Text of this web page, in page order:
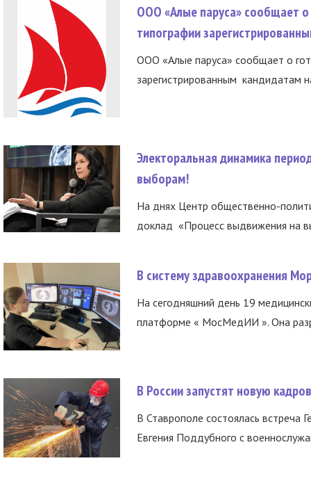
ООО «Алые паруса» сообщает о
типографии
ООО «Алые паруса» сообщает о
зарегистрированным кандидатам
Электоральная динамика
выборам!
На днях Центр общественно-
доклад «Процесс выдвижения на
В систему здравоохранения
На сегодняшний день 19
платформе « МосМедИИ ». Она
В России запустят новую
В Ставрополе состоялась встреча
Евгения Поддубного с